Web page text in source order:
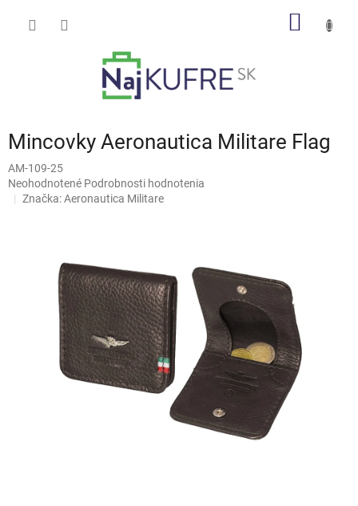
Mincovky Aeronautica Militare Flag
AM-109-25
Priemerné
hodnotenie
hviezdičiek.
Neohodnotené Podrobnosti hodnotenia
Značka:Aeronautica Militare